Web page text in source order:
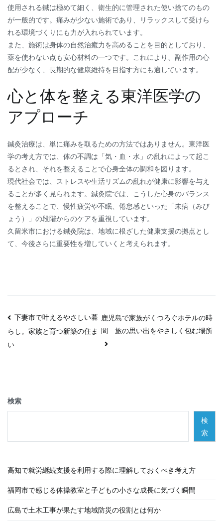
使用される鍼は極めて細く、衛生的に管理された使い捨てのもの
が一般的です。痛みが少ない施術であり、リラックスして受けら
れる環境づくりにも力が入れられています。
また、施術は身体の自然治癒力を高めることを目的としており、
薬を使わない点も安心材料の一つです。これにより、副作用の心
配が少なく、長期的な健康維持を目指す方にも適しています。
心と体を整える東洋医学の
アプローチ
鍼灸治療は、単に痛みを取るための方法ではありません。東洋医
学の考え方では、体の不調は「気・血・水」の乱れによって起こ
るとされ、それを整えることで心身全体の調和を図ります。
現代社会では、ストレスや生活リズムの乱れが健康に影響を与え
ることが多く見られます。鍼灸院では、こうした心身のバランス
を整えることで、慢性疲労や不眠、倦怠感といった「未病（みび
ょう）」の段階からのケアを重視しています。
久留米市における鍼灸院は、地域に根ざした健康支援の拠点とし
て、今後さらに重要性を増していくと考えられます。
投
稿
ゲ
シ
ョ
ン
下妻市で叶えるやさしい暮
らし。家族と育つ新築の住ま
い
鹿児島で家族がくつろぐホテルの時
間 旅の思い出をやさしく包む場所
検索
検
索
高知で就労継続支援を利用する際に理解しておくべき考え方
福岡市で感じる体操教室と子どもの小さな成長に気づく瞬間
広島で土木工事が果たす地域防災の役割とは何か